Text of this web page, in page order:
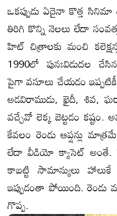
ఒకప్పుడు ఏదైనా కొత్త
తిరిగి కొన్ని నెలలు లేదా
హిట్ చిత్రాలకు మంచి
1990లో పునఃవిడుదల
పైగా వసూలు చేయడం ఇప్పటికీ
అడవిరాముడు, ఖైదీ, శివ,
వచ్చేవో లెక్క బెట్టడం కష్టం.
కేవలం రెండు ఆప్షన్లు
లేదా వీడియో క్యాసెట్ అంతే.
కాబట్టి సామాన్యులు
ఇప్పుడంతా పోయింది.
గొప్ప.